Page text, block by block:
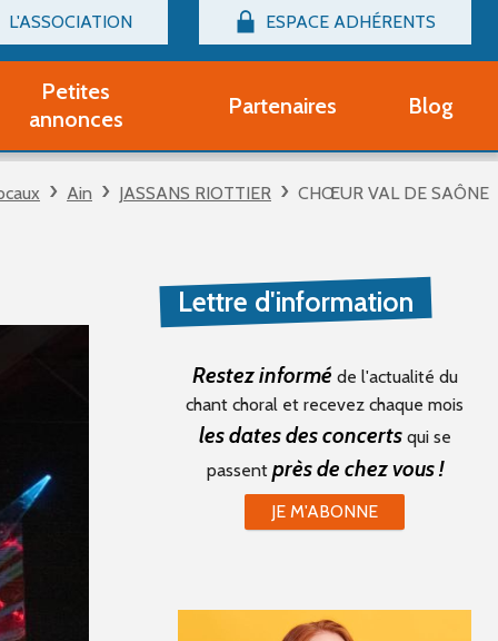
L'ASSOCIATION
Billetterie
adhérent Groupe Vocal
adhérent Partenaire
un compte Découverte
ESPACE ADHÉRENTS
Connexion
Petites
annonces
d'occasion
Partenaires Blog
Ain JASSANS RIOTTIER CHŒUR VAL DE SAÔNE
Lettre d'information
Restez informé de l'actualité du
chant choral et recevez chaque mois
les dates des concertsqui se
passent près de chez vous !
JE M'ABONNE